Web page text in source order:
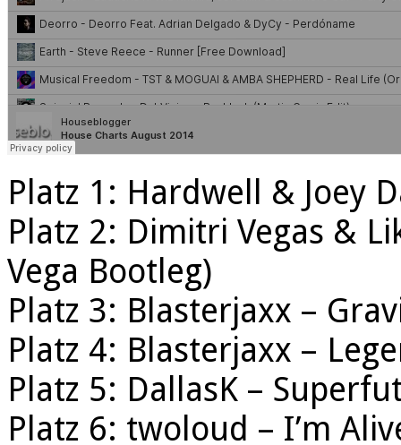
Platz 1: Hardwell & Joey
Platz 2: Dimitri Vegas &
Vega Bootleg)
Platz 3: Blasterjaxx –
Platz 4: Blasterjaxx –
Platz 5: DallasK –
Platz 6: twoloud – I’m